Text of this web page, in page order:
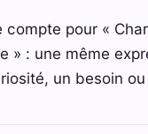
pour «
» : une même
un besoin